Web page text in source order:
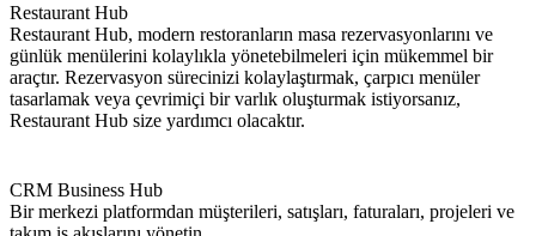
Restaurant Hub
Restaurant Hub, modern restoranların masa rezervasyonlarını ve
günlük menülerini kolaylıkla yönetebilmeleri için mükemmel bir
araçtır. Rezervasyon sürecinizi kolaylaştırmak, çarpıcı menüler
tasarlamak veya çevrimiçi bir varlık oluşturmak istiyorsanız,
Restaurant Hub size yardımcı olacaktır.
CRM Business Hub
Bir merkezi platformdan müşterileri, satışları, faturaları, projeleri ve